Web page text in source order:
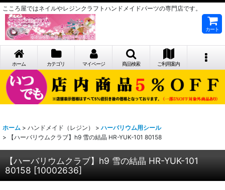
こころ屋ではネイルやレジンクラフトハンドメイドパーツの専門店です。
カート
ホーム カテゴリ マイページ 商品検索 ご利用案内
ホーム > ハンドメイド（レジン） > ハーバリウム用シール
>
【ハーバリウムクラブ】h9 雪の結晶 HR-YUK-101 80158
【ハーバリウムクラブ】h9 雪の結晶 HR-YUK-101
80158 [10002636]